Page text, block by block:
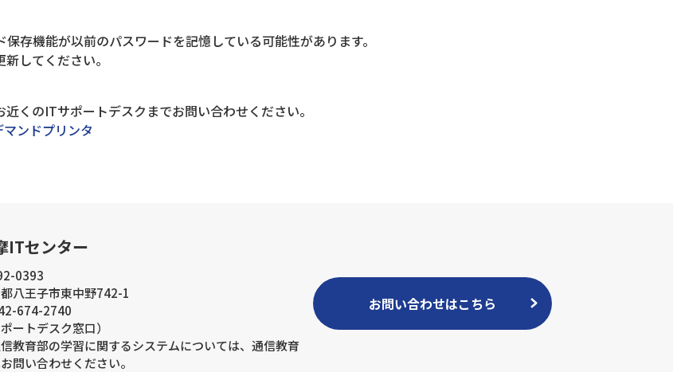
存機能が以前のパスワードを記憶している可能性があります。
してください。
くのITサポートデスクまでお問い合わせください。
ンドプリンタ
ITセンター
0393
八王子市東中野742-1
674-2740
ポートデスク窓口）
教育部の学習に関するシステムについては、通信教育
問い合わせください。
お問い合わせはこちら